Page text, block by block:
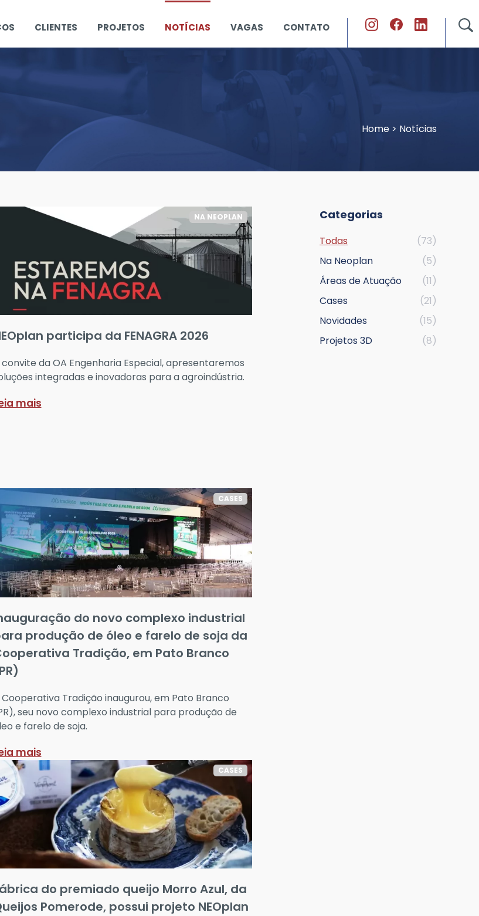
CLIENTES PROJETOS NOTÍCIAS VAGAS CONTATO
Home > Notícias
participa da FENAGRA 2026
NA NEOPLAN
convite da OA Engenharia Especial, apresentaremos
integradas e inovadoras para a agroindústria.
mais
do novo complexo industrial
produção de óleo e farelo de soja da
Tradição, em Pato Branco
CASES
Cooperativa Tradição inaugurou, em Pato Branco
seu novo complexo industrial para produção de
e farelo de soja.
mais
do premiado queijo Morro Azul, da
Pomerode, possui projeto NEOplan
CASES
Categorias
Todas
(73)
Na Neoplan
(5)
Áreas de Atuação
(11)
Cases
(21)
Novidades
(15)
Projetos 3D
(8)